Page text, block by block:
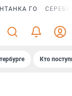
ГО
Кто